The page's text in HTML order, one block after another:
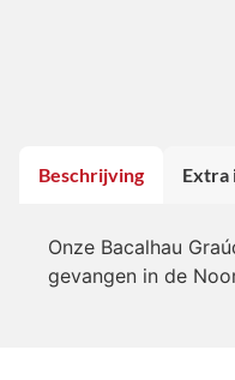
Beschrijving Extra
Onze Bacalhau
gevangen in de